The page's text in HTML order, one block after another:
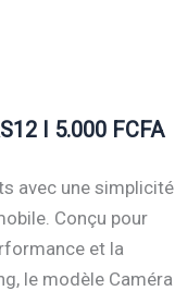
I 5.000 FCFA
avec une simplicité
Conçu pour
et la
le modèle Caméra